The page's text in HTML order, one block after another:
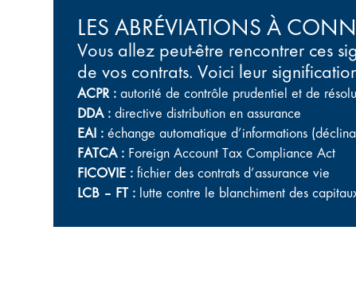
LES ABRÉVIATIONS À
Vous allez peut-être rencontrer ces
de vos contrats. Voici leur
ACPR : autorité de contrôle prudentiel et de
DDA : directive distribution en assurance
EAI : échange automatique d’informations
FATCA : Foreign Account Tax Compliance Act
FICOVIE : fichier des contrats d’assurance vie
LCB – FT : lutte contre le blanchiment des